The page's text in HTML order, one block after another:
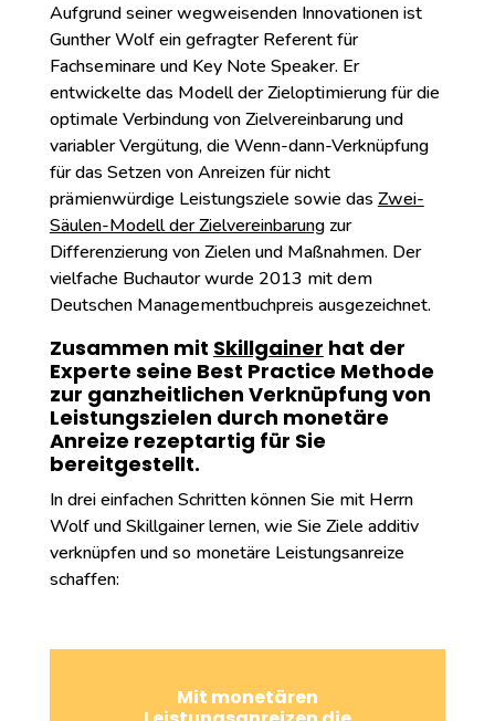
Aufgrund seiner wegweisenden Innovationen ist
Gunther Wolf ein gefragter Referent für
Fachseminare und Key Note Speaker. Er
entwickelte das Modell der Zieloptimierung für die
optimale Verbindung von Zielvereinbarung und
variabler Vergütung, die Wenn-dann-Verknüpfung
für das Setzen von Anreizen für nicht
prämienwürdige Leistungsziele sowie das Zwei-
Säulen-Modell der Zielvereinbarungzur
Differenzierung von Zielen und Maßnahmen. Der
vielfache Buchautor wurde 2013 mit dem
Deutschen Managementbuchpreis ausgezeichnet.
Zusammen mit Skillgainer hat der
Experte seine Best Practice Methode
zur ganzheitlichen Verknüpfung von
Leistungszielen durch monetäre
Anreize rezeptartig für Sie
bereitgestellt.
In drei einfachen Schritten können Sie mit Herrn
Wolf und Skillgainer lernen, wie Sie Ziele additiv
verknüpfen und so monetäre Leistungsanreize
schaffen:
Mit monetären